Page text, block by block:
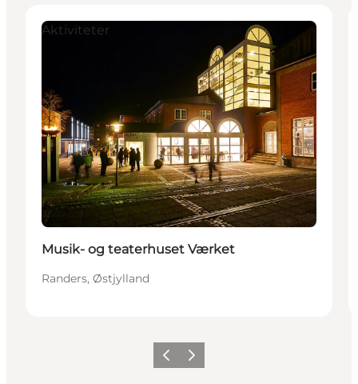
Aktiviteter
Musik- og teaterhuset Værket
Randers, Østjylland
ForrigeNæste